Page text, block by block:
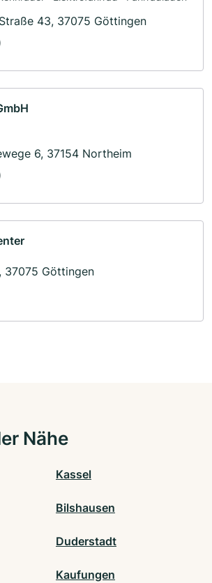
43, 37075 Göttingen
6, 37154 Northeim
37075 Göttingen
Nähe
Kassel
Bilshausen
Duderstadt
Kaufungen